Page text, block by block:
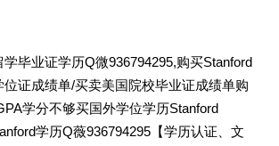
毕业证学历Q微936794295,购买Stanford
位证成绩单/买卖美国院校毕业证成绩单购
学分不够买国外学位学历Stanford
学历Q薇936794295【学历认证、文